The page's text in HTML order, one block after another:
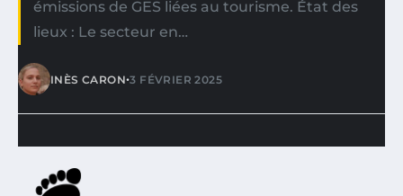
émissions de GES liées au tourisme. État des
lieux : Le secteur en…
INÈS CARON•3 FÉVRIER 2025